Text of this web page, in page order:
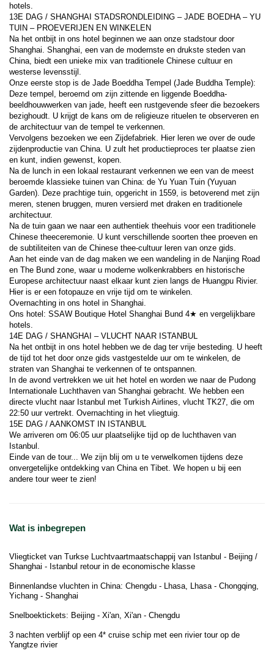
hotels.
13E DAG / SHANGHAI STADSRONDLEIDING – JADE BOEDHA – YU
TUIN – PROEVERIJEN EN WINKELEN
Na het ontbijt in ons hotel beginnen we aan onze stadstour door
Shanghai. Shanghai, een van de modernste en drukste steden van
China, biedt een unieke mix van traditionele Chinese cultuur en
westerse levensstijl.
Onze eerste stop is de Jade Boeddha Tempel (Jade Buddha Temple):
Deze tempel, beroemd om zijn zittende en liggende Boeddha-
beeldhouwwerken van jade, heeft een rustgevende sfeer die bezoekers
bezighoudt. U krijgt de kans om de religieuze rituelen te observeren en
de architectuur van de tempel te verkennen.
Vervolgens bezoeken we een Zijdefabriek. Hier leren we over de oude
zijdenproductie van China. U zult het productieproces ter plaatse zien
en kunt, indien gewenst, kopen.
Na de lunch in een lokaal restaurant verkennen we een van de meest
beroemde klassieke tuinen van China: de Yu Yuan Tuin (Yuyuan
Garden). Deze prachtige tuin, opgericht in 1559, is betoverend met zijn
meren, stenen bruggen, muren versierd met draken en traditionele
architectuur.
Na de tuin gaan we naar een authentiek theehuis voor een traditionele
Chinese theeceremonie. U kunt verschillende soorten thee proeven en
de subtiliteiten van de Chinese thee-cultuur leren van onze gids.
Aan het einde van de dag maken we een wandeling in de Nanjing Road
en The Bund zone, waar u moderne wolkenkrabbers en historische
Europese architectuur naast elkaar kunt zien langs de Huangpu Rivier.
Hier is er een fotopauze en vrije tijd om te winkelen.
Overnachting in ons hotel in Shanghai.
Ons hotel: SSAW Boutique Hotel Shanghai Bund 4★ en vergelijkbare
hotels.
14E DAG / SHANGHAI – VLUCHT NAAR ISTANBUL
Na het ontbijt in ons hotel hebben we de dag ter vrije besteding. U heeft
de tijd tot het door onze gids vastgestelde uur om te winkelen, de
straten van Shanghai te verkennen of te ontspannen.
In de avond vertrekken we uit het hotel en worden we naar de Pudong
Internationale Luchthaven van Shanghai gebracht. We hebben een
directe vlucht naar Istanbul met Turkish Airlines, vlucht TK27, die om
22:50 uur vertrekt. Overnachting in het vliegtuig.
15E DAG / AANKOMST IN ISTANBUL
We arriveren om 06:05 uur plaatselijke tijd op de luchthaven van
Istanbul.
Einde van de tour... We zijn blij om u te verwelkomen tijdens deze
onvergetelijke ontdekking van China en Tibet. We hopen u bij een
andere tour weer te zien!
Wat is inbegrepen
Vliegticket van Turkse Luchtvaartmaatschappij van Istanbul - Beijing /
Shanghai - Istanbul retour in de economische klasse
Binnenlandse vluchten in China: Chengdu - Lhasa, Lhasa - Chongqing,
Yichang - Shanghai
Snelboektickets: Beijing - Xi'an, Xi'an - Chengdu
3 nachten verblijf op een 4* cruise schip met een rivier tour op de
Yangtze rivier